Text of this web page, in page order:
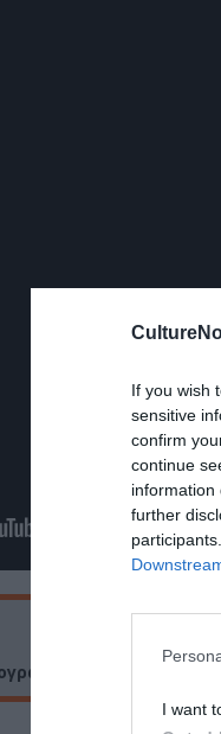
If you wish
sensitive
confirm
continue
information
further
I want
από την Ama